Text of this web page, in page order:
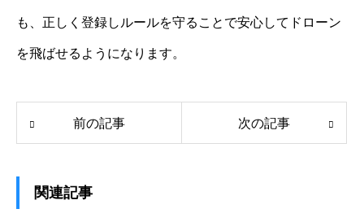
も、正しく登録しルールを守ることで安心してドローン
を飛ばせるようになります。
前の記事 次の記事
関連記事